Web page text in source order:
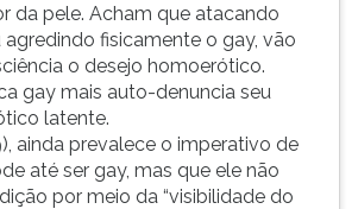
da pele. Acham que atacando
fisicamente o gay, vão
o desejo homoerótico.
gay mais auto-denuncia seu
latente.
ainda prevalece o imperativo de
até ser gay, mas que ele não
por meio da “visibilidade do